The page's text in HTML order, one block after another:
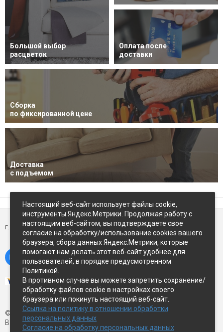
Большой выбор
расцветок
Оплата после
доставки
Сборка
по фиксированной цене
Доставка
с подъемом
г. Петропавловск-Камчатский,ул Восточное-шоссе, д.5
© Экспострой, 2026 г.
Все права защищены
Настоящий веб-сайт использует файлы cookie,
инструменты Яндекс.Метрики. Продолжая работу с
настоящим веб-сайтом, вы подтверждаете свое
согласие на обработку/использование cookies вашего
браузера, сбора данных Яндекс.Метрики, которые
помогают нам делать этот веб-сайт удобнее для
пользователей, в порядке предусмотренном
Политикой.
В противном случае вы можете запретить сохранение/
обработку файлов cookie в настройках своего
браузера или покинуть настоящий веб-сайт.
Ссылка на политику в отношении обработки
персональных данных
Согласие на обработку персональных данных